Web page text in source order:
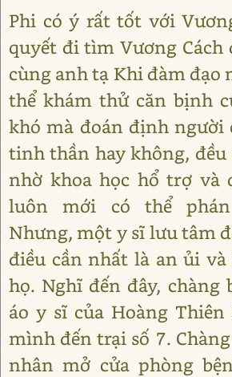
Phi có ý rất tốt với
quyết đi tìm Vương Cách
cùng anh tạ Khi đàm đạo
thể khám thử căn bịnh
khó mà đoán định người
tinh thần hay không,
nhờ khoa học hổ trợ và
luôn mới có thể
Nhưng, một y sĩ lưu tâm
điều cần nhất là an ủi
họ. Nghĩ đến đây, chàng
áo y sĩ của Hoàng
mình đến trại số 7.
nhân mở cửa phòng